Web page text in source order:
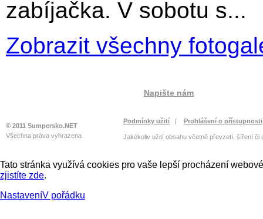
zabíjačka. V sobotu s...
Zobrazit všechny
© 2011 Sumpersko.NET
Všechna práva vyhrazena
Napište nám
Podmínky užití | Prohlášení o přístupnosti
Jakékoliv užití obsahu včetně převzetí, šíření či
Tato stránka využívá cookies pro vaše lepší procházení
zjistíte zde.
NastaveníV pořádku